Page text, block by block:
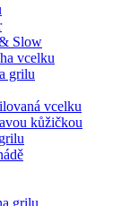
Slow
vcelku
grilu
vcelku
kůžičkou
grilu